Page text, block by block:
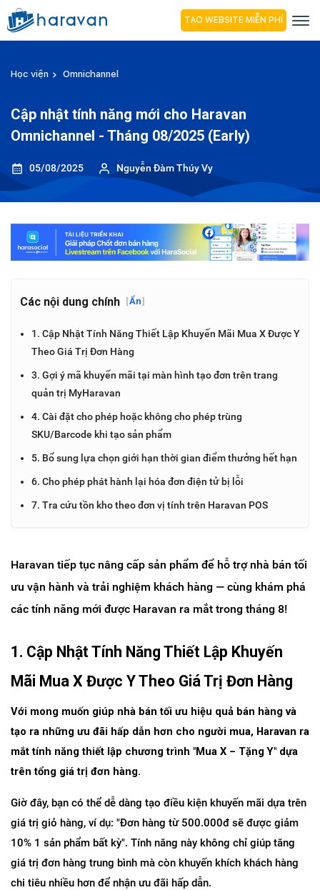
TẠO WEBSITE MIỄN PHÍ
Học viện Omnichannel
Cập nhật tính năng mới cho Haravan
Omnichannel - Tháng 08/2025 (Early)
05/08/2025 Nguyễn Đàm Thúy Vy
Các nội dung chính [Ẩn]
1. Cập Nhật Tính Năng Thiết Lập Khuyến Mãi Mua X Được Y
Theo Giá Trị Đơn Hàng
3. Gợi ý mã khuyến mãi tại màn hình tạo đơn trên trang
quản trị MyHaravan
4. Cài đặt cho phép hoặc không cho phép trùng
SKU/Barcode khi tạo sản phẩm
5. Bổ sung lựa chọn giới hạn thời gian điểm thưởng hết hạn
6. Cho phép phát hành lại hóa đơn điện tử bị lỗi
7. Tra cứu tồn kho theo đơn vị tính trên Haravan POS
Haravan tiếp tục nâng cấp sản phẩm để hỗ trợ nhà bán tối
ưu vận hành và trải nghiệm khách hàng — cùng khám phá
các tính năng mới được Haravan ra mắt trong tháng 8!
1. Cập Nhật Tính Năng Thiết Lập Khuyến
Mãi Mua X Được Y Theo Giá Trị Đơn Hàng
Với mong muốn giúp nhà bán tối ưu hiệu quả bán hàng và
tạo ra những ưu đãi hấp dẫn hơn cho người mua, Haravan ra
mắt tính năng thiết lập chương trình "Mua X – Tặng Y" dựa
trên tổng giá trị đơn hàng.
Giờ đây, bạn có thể dễ dàng tạo điều kiện khuyến mãi dựa trên
giá trị giỏ hàng, ví dụ: "Đơn hàng từ 500.000đ sẽ được giảm
10% 1 sản phẩm bất kỳ". Tính năng này không chỉ giúp tăng
giá trị đơn hàng trung bình mà còn khuyến khích khách hàng
chi tiêu nhiều hơn để nhận ưu đãi hấp dẫn.